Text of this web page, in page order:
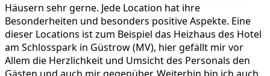
Häusern sehr gerne. Jede Location hat ihre
Besonderheiten und besonders positive Aspekte. Eine
dieser Locations ist zum Beispiel das Heizhaus des Hotel
am Schlosspark in Güstrow (MV), hier gefällt mir vor
Allem die Herzlichkeit und Umsicht des Personals den